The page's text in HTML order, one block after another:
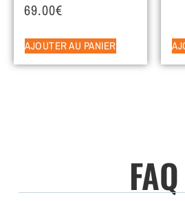
69.00€
AJOUTER AU PANIER
FAQ